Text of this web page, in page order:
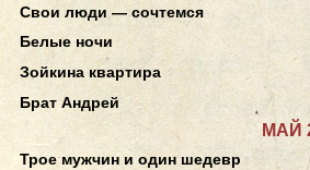
Свои люди — сочтемся
Белые ночи
Зойкина квартира
Брат Андрей
МАЙ
Трое мужчин и один шедевр